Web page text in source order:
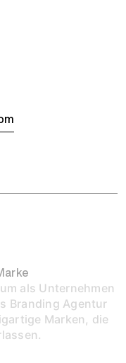
als Unternehmen
Branding Agentur
Marken, die